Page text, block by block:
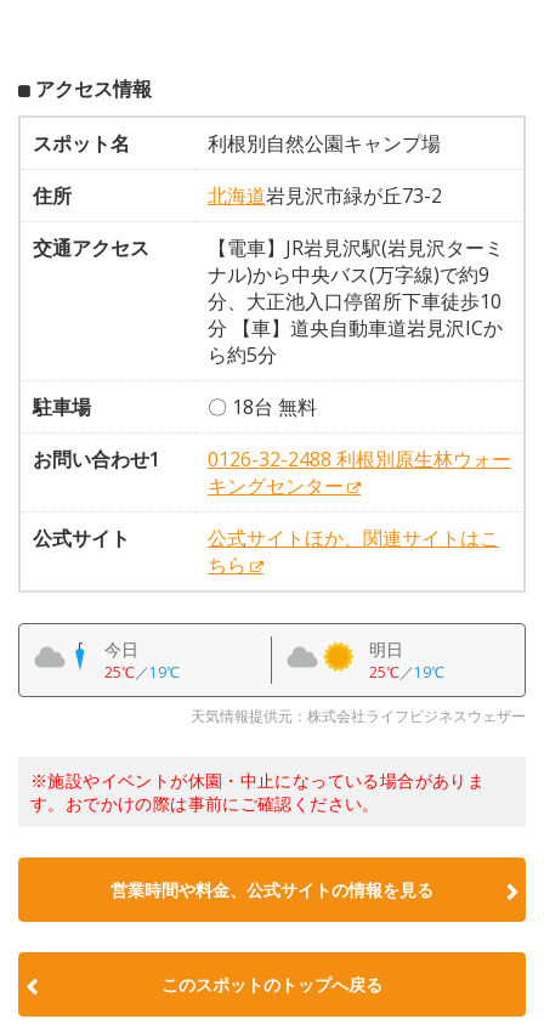
アクセス情報
スポット名
利根別自然公園キャンプ場
住所
北海道岩見沢市緑が丘73-2
交通アクセス
【電車】JR岩見沢駅(岩見沢ターミ
ナル)から中央バス(万字線)で約9
分、大正池入口停留所下車徒歩10
分 【車】道央自動車道岩見沢ICか
ら約5分
駐車場
〇 18台 無料
お問い合わせ1
0126-32-2488 利根別原生林ウォー
キングセンター
公式サイト
公式サイトほか、関連サイトはこ
ちら
今日
25℃／19℃
明日
25℃／19℃
天気情報提供元：株式会社ライフビジネスウェザー
※施設やイベントが休園・中止になっている場合がありま
す。おでかけの際は事前にご確認ください。
営業時間や料金、公式サイトの情報を見る
このスポットのトップへ戻る